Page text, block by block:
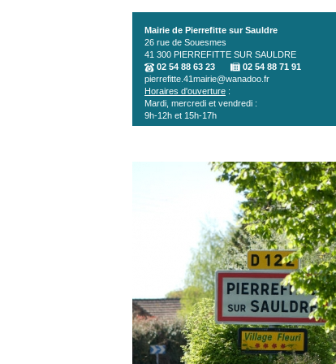
Mairie de Pierrefitte sur Sauldre
26 rue de Souesmes
41 300 PIERREFITTE SUR SAULDRE
02 54 88 63 23
02 54 88 71 91
pierrefitte.41mairie@wanadoo.fr
Horaires d'ouverture :
Mardi, mercredi et vendredi :
9h-12h et 15h-17h